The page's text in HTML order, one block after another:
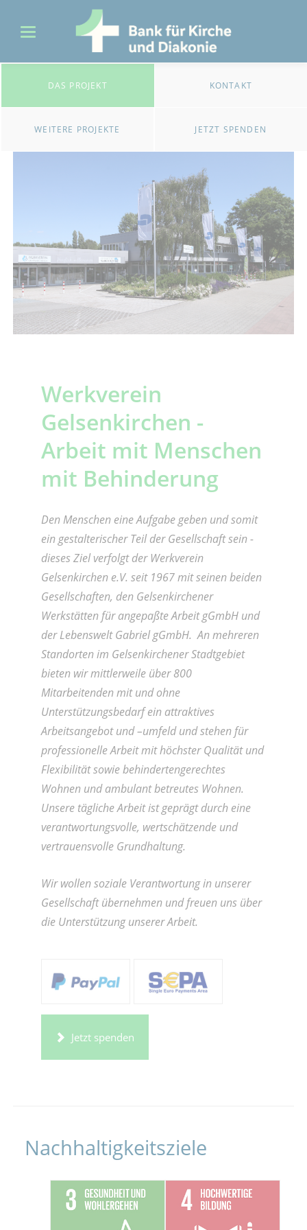
DAS PROJEKT KONTAKT
WEITERE PROJEKTE JETZT SPENDEN
Werkverein
Gelsenkirchen -
Arbeit mit Menschen
mit Behinderung
Den Menschen eine Aufgabe geben und somit
ein gestalterischer Teil der Gesellschaft sein -
dieses Ziel verfolgt der Werkverein
Gelsenkirchen e.V. seit 1967 mit seinen beiden
Gesellschaften, den Gelsenkirchener
Werkstätten für angepaßte Arbeit gGmbH und
der Lebenswelt Gabriel gGmbH. An mehreren
Standorten im Gelsenkirchener Stadtgebiet
bieten wir mittlerweile über 800
Mitarbeitenden mit und ohne
Unterstützungsbedarf ein attraktives
Arbeitsangebot und –umfeld und stehen für
professionelle Arbeit mit höchster Qualität und
Flexibilität sowie behindertengerechtes
Wohnen und ambulant betreutes Wohnen.
Unsere tägliche Arbeit ist geprägt durch eine
verantwortungsvolle, wertschätzende und
vertrauensvolle Grundhaltung.
Wir wollen soziale Verantwortung in unserer
Gesellschaft übernehmen undfreuen uns über
die Unterstützung unserer Arbeit.
Jetzt spenden
Nachhaltigkeitsziele